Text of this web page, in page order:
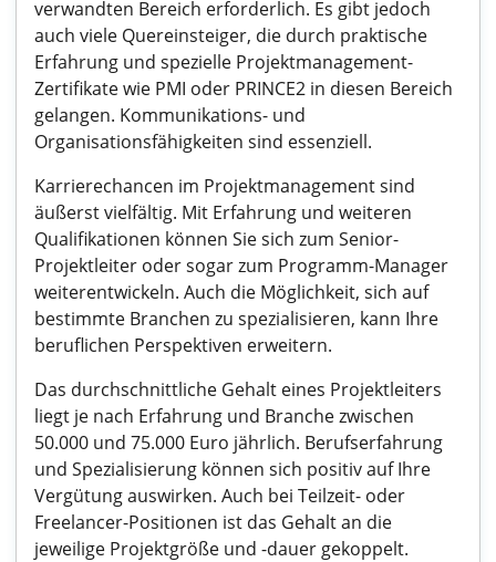
verwandten Bereich erforderlich. Es gibt jedoch
auch viele Quereinsteiger, die durch praktische
Erfahrung und spezielle Projektmanagement-
Zertifikate wie PMI oder PRINCE2 in diesen Bereich
gelangen. Kommunikations- und
Organisationsfähigkeiten sind essenziell.
Karrierechancen im Projektmanagement sind
äußerst vielfältig. Mit Erfahrung und weiteren
Qualifikationen können Sie sich zum Senior-
Projektleiter oder sogar zum Programm-Manager
weiterentwickeln. Auch die Möglichkeit, sich auf
bestimmte Branchen zu spezialisieren, kann Ihre
beruflichen Perspektiven erweitern.
Das durchschnittliche Gehalt eines Projektleiters
liegt je nach Erfahrung und Branche zwischen
50.000 und 75.000 Euro jährlich. Berufserfahrung
und Spezialisierung können sich positiv auf Ihre
Vergütung auswirken. Auch bei Teilzeit- oder
Freelancer-Positionen ist das Gehalt an die
jeweilige Projektgröße und -dauer gekoppelt.